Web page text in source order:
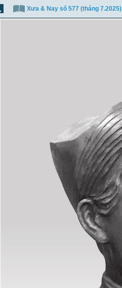
Xưa & Nay số 577 (tháng 7.2025)